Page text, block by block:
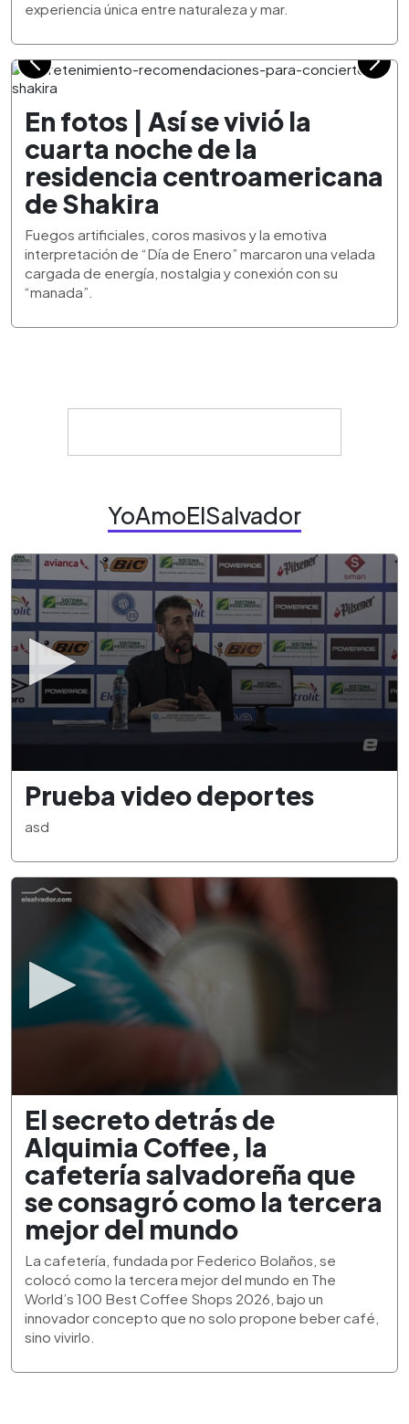
experiencia única entre naturaleza y mar.
En fotos | Así se vivió la
cuarta noche de la
residencia centroamericana
de Shakira
Fuegos artificiales, coros masivos y la emotiva
interpretación de “Día de Enero” marcaron una velada
cargada de energía, nostalgia y conexión con su
“manada”.
YoAmoElSalvador
seconds
minutes,
seconds
Prueba video deportes
asd
seconds
minutes,
34
seconds
El secreto detrás de
Alquimia Coffee, la
cafetería salvadoreña que
se consagró como la tercera
mejor del mundo
La cafetería, fundada por Federico Bolaños, se
colocó como la tercera mejor del mundo en The
World’s 100 Best Coffee Shops 2026, bajo un
innovador concepto que no solo propone beber café,
sino vivirlo.